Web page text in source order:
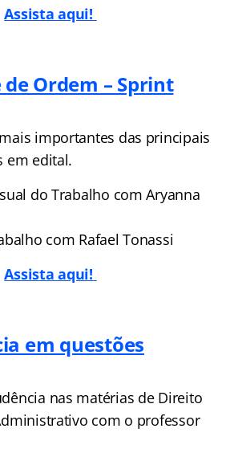
Assista aqui!
de Ordem – Sprint
importantes das principais
em edital.
do Trabalho com Aryanna
com Rafael Tonassi
Assista aqui!
em questões
nas matérias de Direito
com o professor